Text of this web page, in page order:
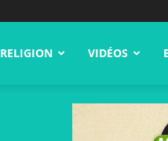
RELIGION VIDÉOS